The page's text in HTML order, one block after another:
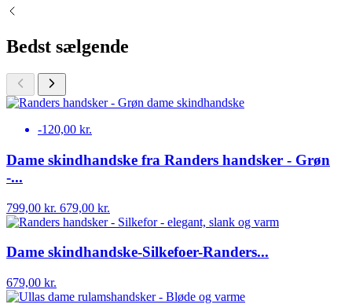
Bedst sælgende
-120,00 kr.
Dame skindhandske fra Randers handsker - Grøn
-...
799,00 kr. 679,00 kr.
Dame skindhandske-Silkefoer-Randers...
679,00 kr.